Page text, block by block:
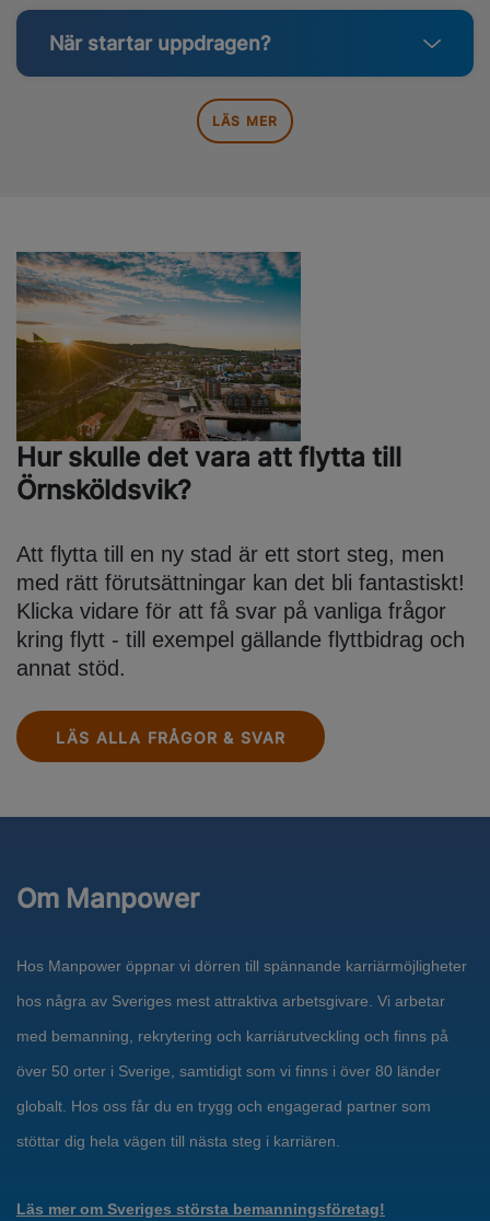
När startar uppdragen?
LÄS MER
Hur skulle det vara att flytta till
Örnsköldsvik?
Att flytta till en ny stad är ett stort steg, men
med rätt förutsättningar kan det bli fantastiskt!
Klicka vidare för att få svar på vanliga frågor
kring flytt - till exempel gällande flyttbidrag och
annat stöd.
LÄS ALLA FRÅGOR & SVAR
Om Manpower
Hos Manpower öppnar vi dörren till spännande karriärmöjligheter
hos några av Sveriges mest attraktiva arbetsgivare. Vi arbetar
med bemanning, rekrytering och karriärutveckling och finns på
över 50 orter i Sverige, samtidigt som vi finns i över 80 länder
globalt. Hos oss får du en trygg och engagerad partner som
stöttar dig hela vägen till nästa steg i karriären.
Läs mer om Sveriges största bemanningsföretag!